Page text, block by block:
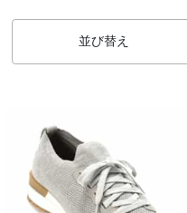
並び替え